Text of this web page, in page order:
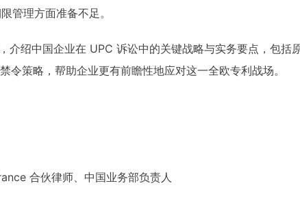
管理方面准备不足。
介绍中国企业在 UPC 诉讼中的关键战略与实务要点，包括
令策略，帮助企业更有前瞻性地应对这一全欧专利战场。
合伙律师、中国业务部负责人